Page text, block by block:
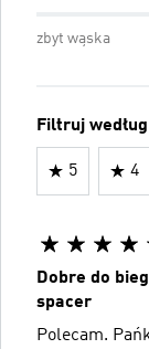
zbyt wąska
Filtruj
5 4
Dobre do
spacer
Polecam.